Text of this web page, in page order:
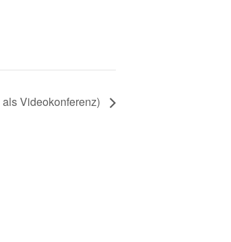
Videokonferenz)